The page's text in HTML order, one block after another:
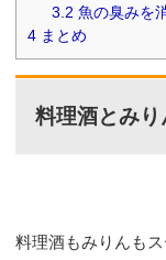
3.2 魚の臭みを
4 まとめ
料理酒とみり
料理酒もみりんも